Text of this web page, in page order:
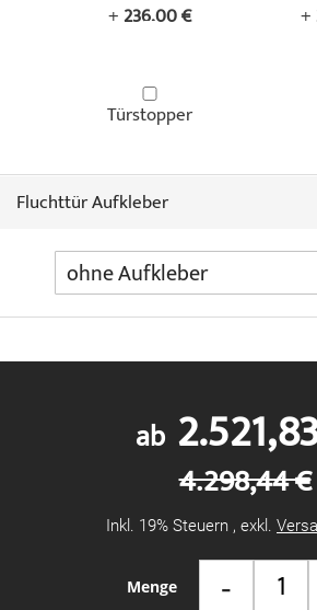
Menge -
ab
4.298,44 €
Inkl. 19% Steuern , exkl.
+236,00 €
+
Türstopper
Fluchttür Aufkleber